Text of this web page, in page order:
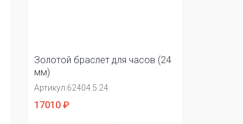
Золотой браслет для часов (24
мм)
Артикул:62404.5.24
17010 ₽